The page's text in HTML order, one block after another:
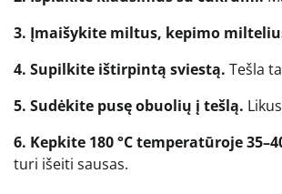
3. Įmaišykite miltus, kepimo
4. Supilkite ištirpintą sviestą. Tešla
5. Sudėkite pusę obuolių į tešlą.
6. Kepkite 180 °C temperatūroje
turi išeiti sausas.